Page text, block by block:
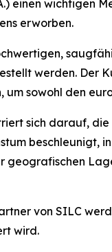
einen wichtigen
erworben.
werden. Der
sowohl den
sich darauf,
beschleunigt,
geografischen
von SILC
wird.